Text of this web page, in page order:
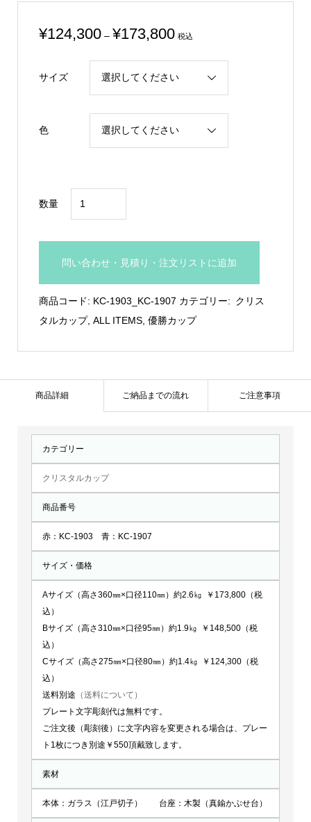
¥124,300 – ¥173,800価
税込
サイズ
色
数量
戸
プ：
1903、
問い合わせ・見積り・注文リストに追加
商品コード: KC-1903_KC-1907 カテゴリー: クリス
タルカップ, ALL ITEMS, 優勝カップ
商品詳細 ご納品までの流れ ご注意事項
カテゴリー
クリスタルカップ
商品番号
赤：KC-1903 青：KC-1907
サイズ・価格
Aサイズ（高さ360㎜×口径110㎜）約2.6㎏ ￥173,800（税
込）
Bサイズ（高さ310㎜×口径95㎜）約1.9㎏ ￥148,500（税
込）
Cサイズ（高さ275㎜×口径80㎜）約1.4㎏ ￥124,300（税
込）
送料別途 （送料について）
プレート文字彫刻代は無料です。
ご注文後（彫刻後）に文字内容を変更される場合は、プレー
ト1枚につき別途￥550頂戴致します。
素材
本体：ガラス（江戸切子） 台座：木製（真鍮かぶせ台）